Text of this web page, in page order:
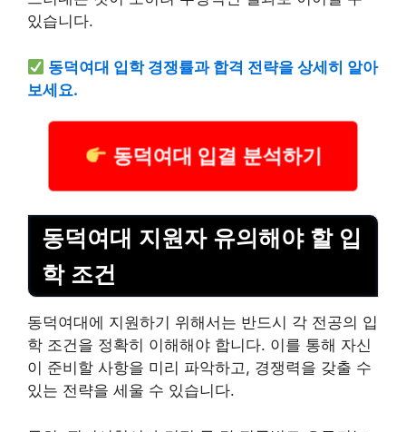
있습니다.
동덕여대 입학 경쟁률과 합격 전략을 상세히 알아
보세요.
동덕여대 입결 분석하기
동덕여대 지원자 유의해야 할 입
학 조건
동덕여대에 지원하기 위해서는 반드시 각 전공의 입
학 조건을 정확히 이해해야 합니다. 이를 통해 자신
이 준비할 사항을 미리 파악하고, 경쟁력을 갖출 수
있는 전략을 세울 수 있습니다.